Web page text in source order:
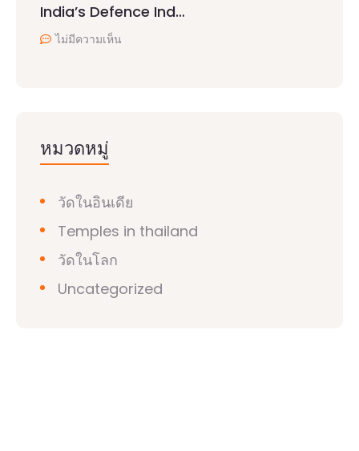
India’s Defence Ind…
ไม่มีความเห็น
หมวดหมู่
วัดในอินเดีย
Temples in thailand
วัดในโลก
Uncategorized